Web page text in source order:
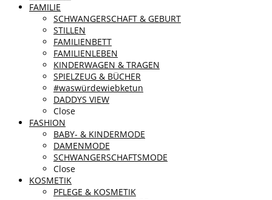
FAMILIE
SCHWANGERSCHAFT & GEBURT
STILLEN
FAMILIENBETT
FAMILIENLEBEN
KINDERWAGEN & TRAGEN
SPIELZEUG & BÜCHER
#waswürdewiebketun
DADDYS VIEW
Close
FASHION
BABY- & KINDERMODE
DAMENMODE
SCHWANGERSCHAFTSMODE
Close
KOSMETIK
PFLEGE & KOSMETIK